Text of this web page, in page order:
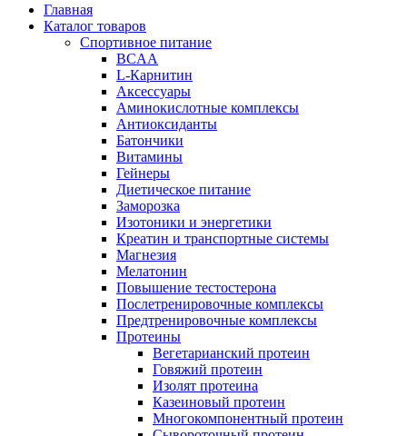
Главная
Каталог товаров
Спортивное питание
BCAA
L-Карнитин
Аксессуары
Аминокислотные комплексы
Антиоксиданты
Батончики
Витамины
Гейнеры
Диетическое питание
Заморозка
Изотоники и энергетики
Креатин и транспортные системы
Магнезия
Мелатонин
Повышение тестостерона
Послетренировочные комплексы
Предтренировочные комплексы
Протеины
Вегетарианский протеин
Говяжий протеин
Изолят протеина
Казеиновый протеин
Многокомпонентный протеин